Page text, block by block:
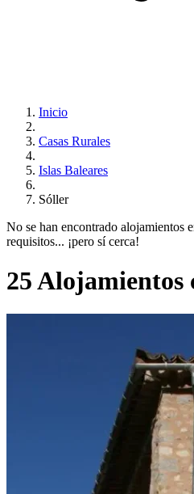
Inicio
Casas Rurales
Islas Baleares
Sóller
No se han encontrado alojamientos
requisitos... ¡pero sí cerca!
25 Alojamientos